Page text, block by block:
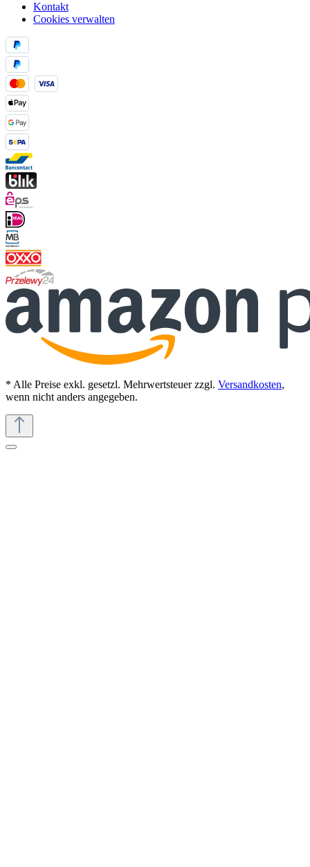
Kontakt
Cookies verwalten
* Alle Preise exkl. gesetzl. Mehrwertsteuer zzgl. Versandkosten,
wenn nicht anders angegeben.